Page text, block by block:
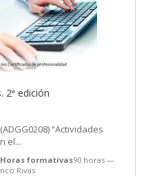
2ª edición
“Actividades
el...
Horas formativas90 horas —
Rivas